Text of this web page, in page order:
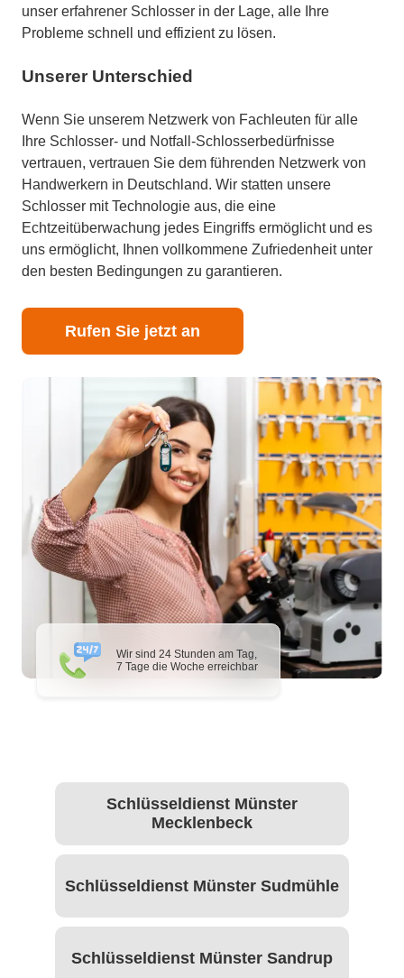
Wir sind 24 Stunden am Tag,
7 Tage die Woche erreichbar
unser erfahrener Schlosser in der Lage, alle Ihre
Probleme schnell und effizient zu lösen.
Unserer Unterschied
Wenn Sie unserem Netzwerk von Fachleuten für alle
Ihre Schlosser- und Notfall-Schlosserbedürfnisse
vertrauen, vertrauen Sie dem führenden Netzwerk von
Handwerkern in Deutschland. Wir statten unsere
Schlosser mit Technologie aus, die eine
Echtzeitüberwachung jedes Eingriffs ermöglicht und es
uns ermöglicht, Ihnen vollkommene Zufriedenheit unter
den besten Bedingungen zu garantieren.
Rufen Sie jetzt an
Schlüsseldienst Münster
Mecklenbeck
Schlüsseldienst Münster Sudmühle
Schlüsseldienst Münster Sandrup